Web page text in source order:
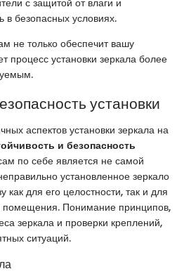
в безопасных условиях.
не только обеспечит вашу
процесс установки зеркала более
установки
аспектов установки зеркала на
и безопасность
по себе является не самой
установленное зеркало
как для его целостности, так и для
помещения. Понимание принципов,
зеркала и проверки креплений,
ситуаций.